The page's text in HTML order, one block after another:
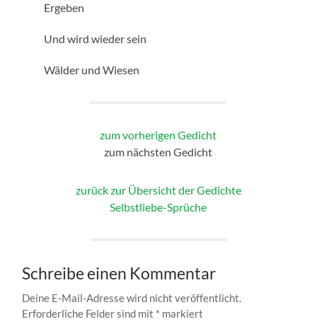
Ergeben
Und wird wieder sein
Wälder und Wiesen
zum vorherigen Gedicht
zum nächsten Gedicht
zurück zur Übersicht der Gedichte
Selbstliebe-Sprüche
Schreibe einen Kommentar
Deine E-Mail-Adresse wird nicht veröffentlicht.
Erforderliche Felder sind mit * markiert